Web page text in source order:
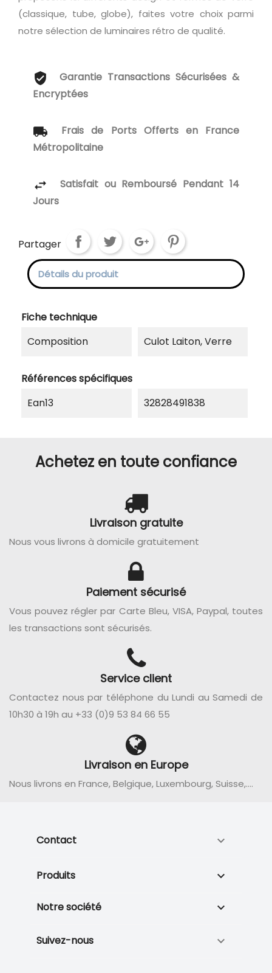
(classique, tube, globe), faites votre choix parmi
notre sélection de luminaires rétro de qualité.
Garantie Transactions Sécurisées &
Encryptées
Frais de Ports Offerts en France
Métropolitaine
Satisfait ou Remboursé Pendant 14
Jours
Partager
Détails du produit
Fiche technique
Composition
Culot Laiton, Verre
Références spécifiques
Ean13
32828491838
Achetez en toute confiance
Livraison gratuite
Nous vous livrons à domicile gratuitement
Paiement sécurisé
Vous pouvez régler par Carte Bleu, VISA, Paypal, toutes
les transactions sont sécurisés.
Service client
Contactez nous par téléphone du Lundi au Samedi de
10h30 à 19h au +33 (0)9 53 84 66 55
Livraison en Europe
Nous livrons en France, Belgique, Luxembourg, Suisse,....
Contact 
Produits 
Notre société 
Suivez-nous 